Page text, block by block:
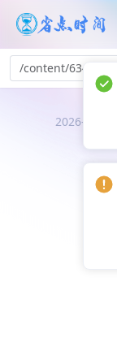
/content/634
2026-08-08